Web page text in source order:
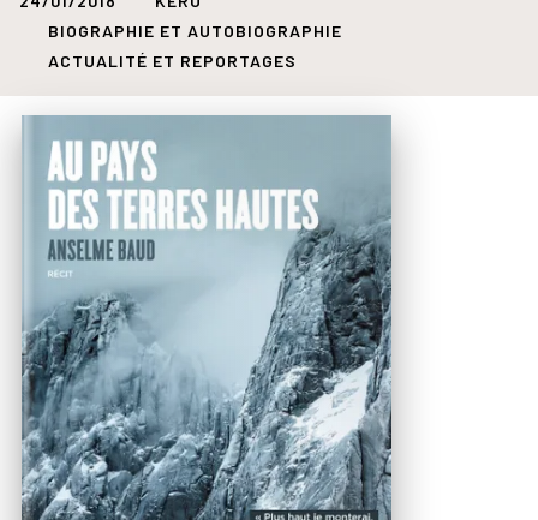
BIOGRAPHIE ET AUTOBIOGRAPHIE
ACTUALITÉ ET REPORTAGES